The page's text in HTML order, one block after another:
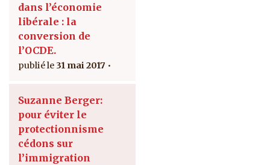
dans l’économie
libérale : la
conversion de
l’OCDE.
31 mai 2017
Suzanne Berger:
pour éviter le
protectionnisme
cédons sur
l’immigration